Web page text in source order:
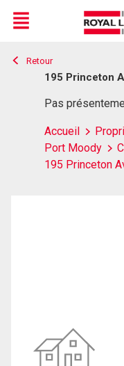
Live
En Direct
Menu
Retour
195 Princeton
Pas
Accueil
Port Moody
195 Princeton